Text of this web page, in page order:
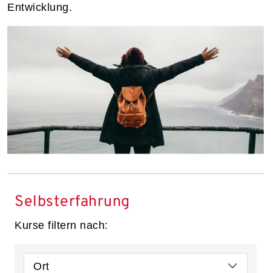
Entwicklung.
Selbsterfahrung
Kurse filtern nach:
Ort